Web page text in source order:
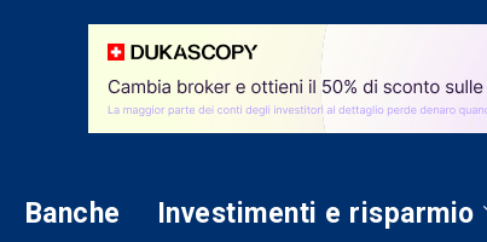
Banche Investimenti e risparmio